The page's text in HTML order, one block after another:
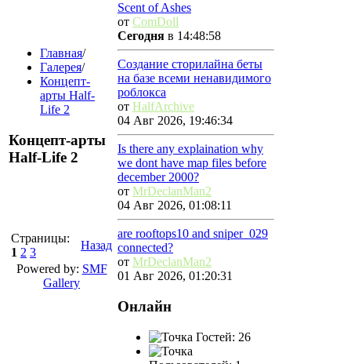
Главная/
Галерея/
Концепт-
арты Half-
Life 2
Концепт-арты
Half-Life 2
Страницы:
1 2 3
Назад
Powered by: SMF
Gallery
Scent of Ashes
от ComDoll
Сегодня в 14:48:58
Создание сторилайна беты
на базе всеми ненавидимого
роблокса
от HalfArchive
04 Авг 2026, 19:46:34
Is there any explaination why
we dont have map files before
december 2000?
от MrDeclanMan2
04 Авг 2026, 01:08:11
are rooftops10 and sniper_029
connected?
от MrDeclanMan2
01 Авг 2026, 01:20:31
Онлайн
Гостей: 26